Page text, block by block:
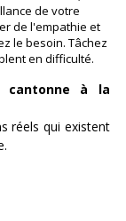
de votre
de l'empathie et
le besoin. Tâchez
en difficulté.
cantonne à la
réels qui existent